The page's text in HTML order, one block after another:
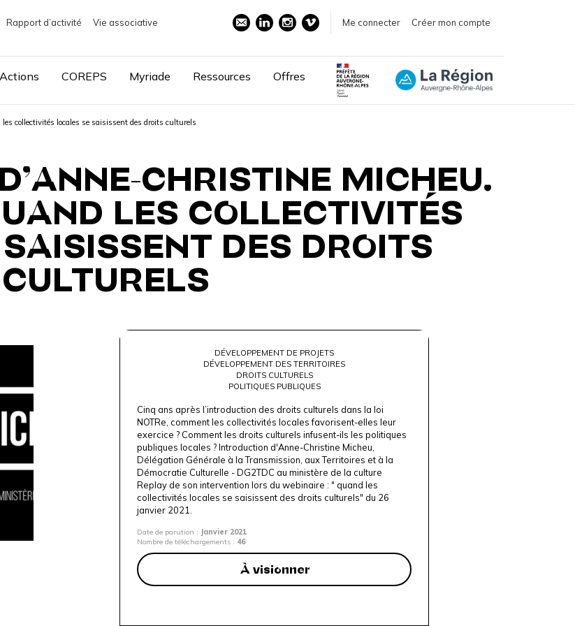
Rapport d’activité
Vie associative
Me connecter Créer mon compte
COREPS Myriade Ressources Offres
collectivités locales se saisissent des droits culturels
CHRISTINE MICHEU.
LES COLLECTIVITÉS
DES DROITS
CULTURELS
DÉVELOPPEMENT DE PROJETS
DÉVELOPPEMENT DES TERRITOIRES
DROITS CULTURELS
POLITIQUES PUBLIQUES
Cinq ans après l’introduction des droits culturels dans la loi
NOTRe, comment les collectivités locales favorisent-elles leur
exercice ? Comment les droits culturels infusent-ils les politiques
publiques locales ? Introduction d'Anne-Christine Micheu,
Délégation Générale à la Transmission, aux Territoires et à la
Démocratie Culturelle - DG2TDC au ministère de la culture
Replay de son intervention lors du webinaire : " quand les
collectivités locales se saisissent des droits culturels" du 26
janvier 2021.
Date de parution : Janvier 2021
Nombre de téléchargements : 46
À visionner